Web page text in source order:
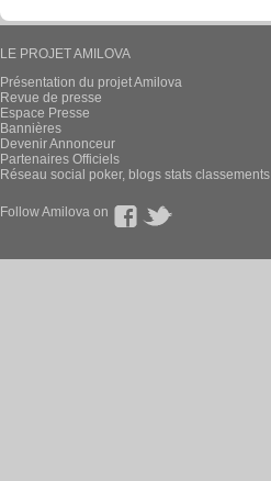
LE PROJET AMILOVA
Présentation du projet Amilova
Revue de presse
Espace Presse
Bannières
Devenir Annonceur
Partenaires Officiels
Réseau social poker, blogs stats classements
Follow Amilova on